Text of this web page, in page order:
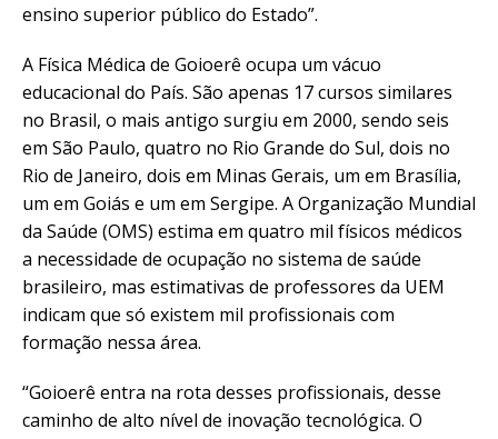
ensino superior público do Estado”.
A Física Médica de Goioerê ocupa um vácuo
educacional do País. São apenas 17 cursos similares
no Brasil, o mais antigo surgiu em 2000, sendo seis
em São Paulo, quatro no Rio Grande do Sul, dois no
Rio de Janeiro, dois em Minas Gerais, um em Brasília,
um em Goiás e um em Sergipe. A Organização Mundial
da Saúde (OMS) estima em quatro mil físicos médicos
a necessidade de ocupação no sistema de saúde
brasileiro, mas estimativas de professores da UEM
indicam que só existem mil profissionais com
formação nessa área.
“Goioerê entra na rota desses profissionais, desse
caminho de alto nível de inovação tecnológica. O